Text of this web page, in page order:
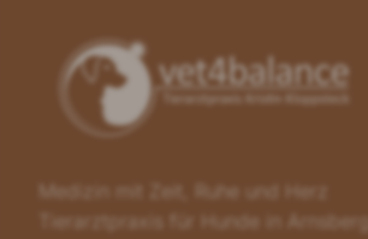
Medizin mit Zeit, Ruhe und Herz
Tierarztpraxis für Hunde in Arnsberg.